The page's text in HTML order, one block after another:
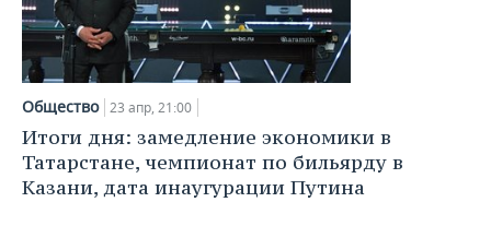
Общество 23 апр, 21:00
Итоги дня: замедление экономики в
Татарстане, чемпионат по бильярду в
Казани, дата инаугурации Путина